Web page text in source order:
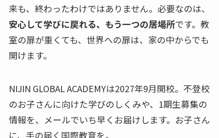
来も、終わったわけではありません。必要なのは、
安心して学びに戻れる、もう一つの居場所です。教
室の扉が重くても、世界への扉は、家の中からでも
開けます。
NIJIN GLOBAL ACADEMYは2027年9月開校。不登校
のお子さんに向けた学びのしくみや、1期生募集の
情報を、メールでいち早くお届けします。お子さん
に、手の届く国際教育を。